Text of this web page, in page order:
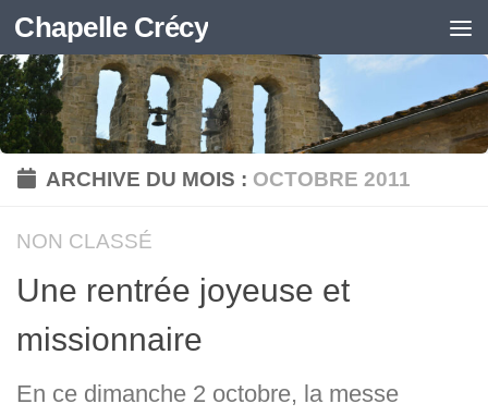
Skip to content
Chapelle Crécy
ARCHIVE DU MOIS : OCTOBRE 2011
NON CLASSÉ
Une rentrée joyeuse et
missionnaire
En ce dimanche 2 octobre, la messe